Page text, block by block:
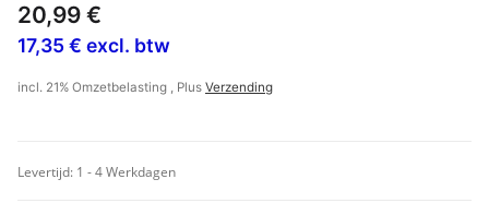
20,99 €
17,35 € excl. btw
incl. 21% Omzetbelasting , Plus Verzending
Levertijd: 1 - 4 Werkdagen